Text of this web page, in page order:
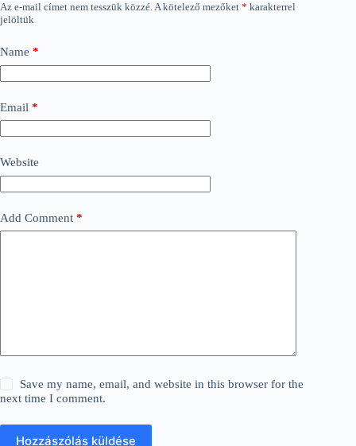
Az e-mail címet nem tesszük közzé.A kötelező mezőket * karakterrel
jelöltük
Name *
Email *
Website
Add Comment *
Save my name, email, and website in this browser for the
next time I comment.
Hozzászólás küldése